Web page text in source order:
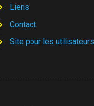
Liens
Contact
Site pour les utilisateurs